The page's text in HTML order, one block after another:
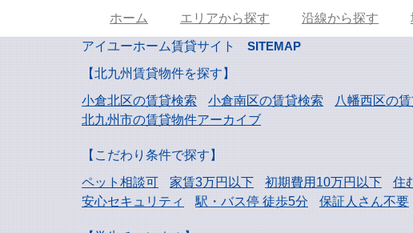
ホーム エリアから探す 沿線から探す
アイユーホーム賃貸サイト
SITEMAP
【北九州賃貸物件を探す】
小倉北区の賃貸検索
小倉南区の賃貸検索 八幡西区の
北九州市の賃貸物件アーカイブ
【こだわり条件で探す】
ペット相談可
家賃3万円以下 初期費用10万円以下 住
安心セキュリティ
駅・バス停 徒歩5分 保証人さん不要